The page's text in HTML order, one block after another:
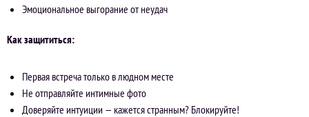
Эмоциональное выгорание от неудач
Как защититься:
Первая встреча только в людном месте
Не отправляйте интимные фото
Доверяйте интуиции — кажется странным? Блокируйте!